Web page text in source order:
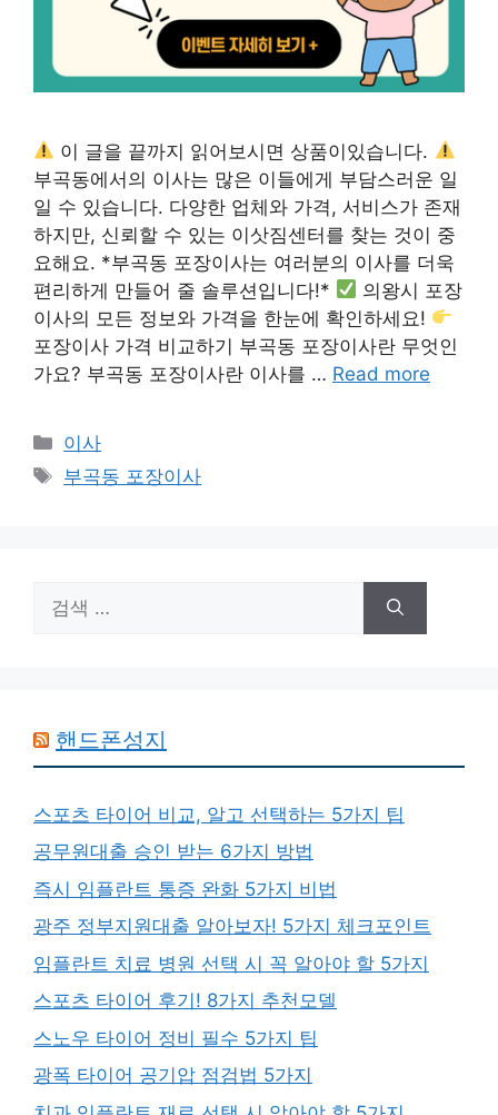
이 글을 끝까지 읽어보시면 상품이있습니다.
부곡동에서의 이사는 많은 이들에게 부담스러운 일
일 수 있습니다. 다양한 업체와 가격, 서비스가 존재
하지만, 신뢰할 수 있는 이삿짐센터를 찾는 것이 중
요해요. *부곡동 포장이사는 여러분의 이사를 더욱
편리하게 만들어 줄 솔루션입니다!*
의왕시 포장
이사의 모든 정보와 가격을 한눈에 확인하세요!
포장이사 가격 비교하기 부곡동 포장이사란 무엇인
가요? 부곡동 포장이사란 이사를 … Read more
카
테
고
이사
태
부곡동 포장이사
색:
핸드폰성지
스포츠 타이어 비교, 알고 선택하는 5가지 팁
공무원대출 승인 받는 6가지 방법
즉시 임플란트 통증 완화 5가지 비법
광주 정부지원대출 알아보자! 5가지 체크포인트
임플란트 치료 병원 선택 시 꼭 알아야 할 5가지
스포츠 타이어 후기! 8가지 추천모델
스노우 타이어 정비 필수 5가지 팁
광폭 타이어 공기압 점검법 5가지